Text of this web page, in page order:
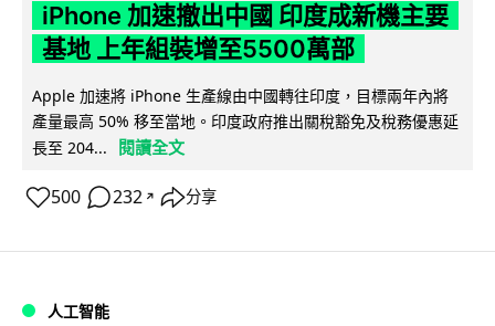
iPhone 加速撤出中國 印度成新機主要
基地 上年組裝增至5500萬部
Apple 加速將 iPhone 生產線由中國轉往印度，目標兩年內將
產量最高 50% 移至當地。印度政府推出關稅豁免及稅務優惠延
長至 204...
閱讀全文
500 232 ↗ 分享
人工智能